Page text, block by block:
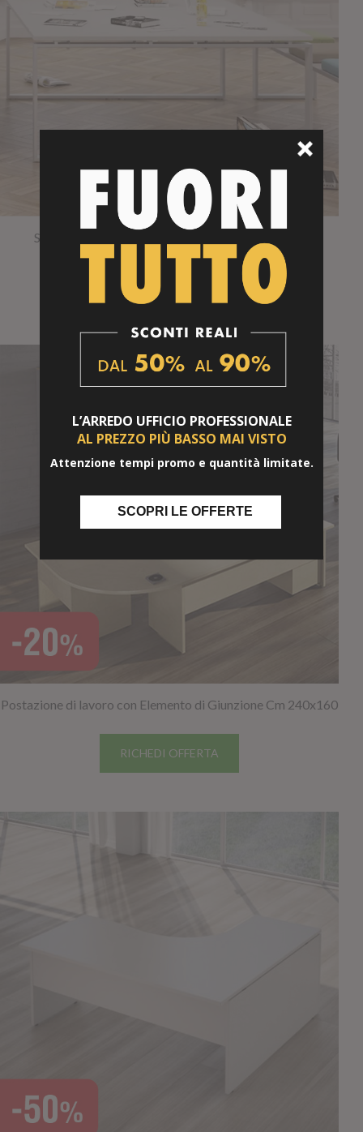
Scrivania Swing 7020 con grande spazio di lavoro
RICHEDI OFFERTA
Postazione di lavoro con Elemento di Giunzione Cm 240x160
RICHEDI OFFERTA
L’ARREDO UFFICIO PROFESSIONALE
AL PREZZO PIÙ BASSO MAI VISTO
Attenzione tempi promo e quantità limitate.
SCOPRI LE OFFERTE